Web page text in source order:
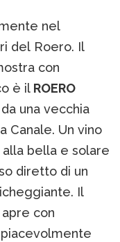
nel
del Roero. Il
con
è il ROERO
una vecchia
Canale. Un vino
bella e solare
diretto di un
Il
con